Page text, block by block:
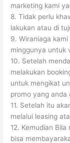
marketing kami
8. Tidak perlu
lakukan atau di
9. Wiraniaga
minggunya untuk
10. Setelah
melakukan
untuk mengikat
promo yang anda
11. Setelah itu
melalui leasing
12. Kemudian
bisa